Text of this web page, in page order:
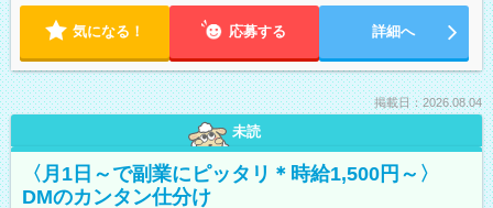
気になる！ 応募する 詳細へ
掲載日：2026.08.04
未読
〈月1日～で副業にピッタリ＊時給1,500円～〉
DMのカンタン仕分け